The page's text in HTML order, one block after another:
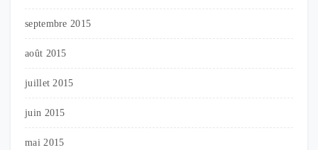
septembre 2015
août 2015
juillet 2015
juin 2015
mai 2015